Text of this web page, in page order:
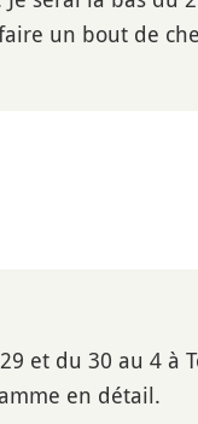
un bout de
et du 30 au 4 à
en détail.